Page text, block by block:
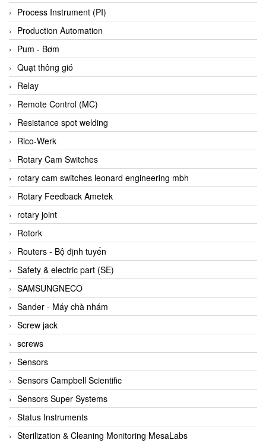
Biotech
BirdX Vietnam
BK Vibro
Black Box
BlackBox Vietnam
BLAGDON PUMP
Bloom Engineering
Boneng
Bopp & Reuther Messtechnik
Bosch
Boydcorp
BRAUN Vietnam
Brinkmann Pumpen
BRONKHORST
Brook Instrument
Brooks Instrument Vietnam
Buhler
BURLING INSTRUMENTS
Burster
BUSCHJOST
Calectro
Campbell Scientific
Canneed Vietnam
Cantoni
Process Instrument (PI)
Production Automation
Pum - Bơm
Quạt thông gió
Relay
Remote Control (MC)
Resistance spot welding
Rico-Werk
Rotary Cam Switches
rotary cam switches leonard engineering mbh
Rotary Feedback Ametek
rotary joint
Rotork
Routers - Bộ định tuyến
Safety & electric part (SE)
SAMSUNGNECO
Sander - Máy chà nhám
Screw jack
screws
Sensors
Sensors Campbell Scientific
Sensors Super Systems
Status Instruments
Sterilization & Cleaning Monitoring MesaLabs